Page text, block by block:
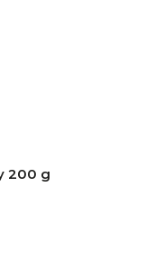
200 g